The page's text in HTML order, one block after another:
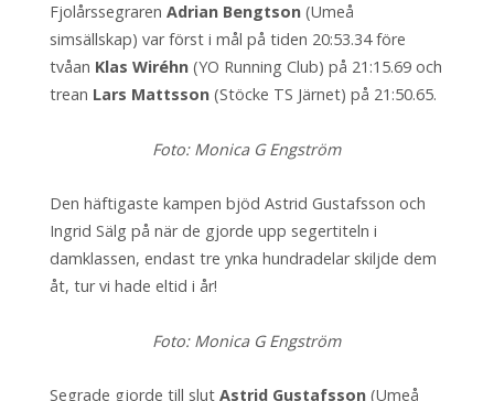
Fjolårssegraren Adrian Bengtson(Umeå
simsällskap) var först i mål på tiden 20:53.34 före
tvåan Klas Wiréhn(YO Running Club) på 21:15.69 och
trean Lars Mattsson(Stöcke TS Järnet) på 21:50.65.
Foto: Monica G Engström
Den häftigaste kampen bjöd Astrid Gustafsson och
Ingrid Sälg på när de gjorde upp segertiteln i
damklassen, endast tre ynka hundradelar skiljde dem
åt, tur vi hade eltid i år!
Foto: Monica G Engström
Segrade gjorde till slut Astrid Gustafsson(Umeå